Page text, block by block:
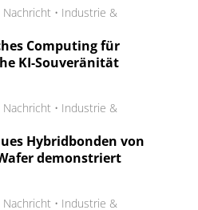
Nachricht • Industrie &
Computing für
KI-Souveränität
Nachricht • Industrie &
Hybridbonden von
demonstriert
Nachricht • Industrie &